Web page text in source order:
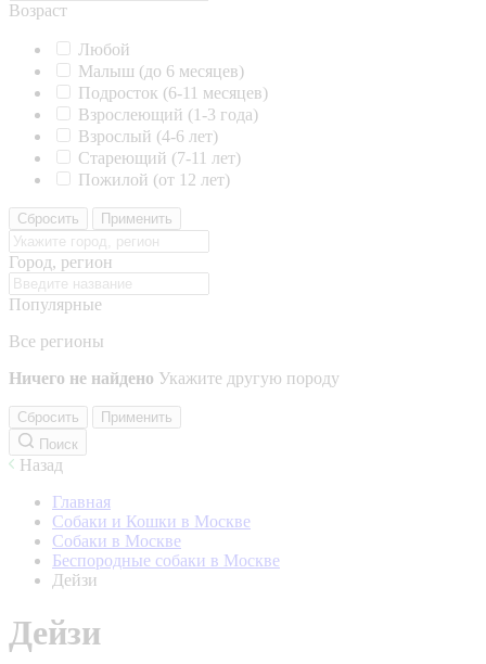
Возраст
Любой
Малыш (до 6 месяцев)
Подросток (6-11 месяцев)
Взрослеющий (1-3 года)
Взрослый (4-6 лет)
Стареющий (7-11 лет)
Пожилой (от 12 лет)
Сбросить Применить
Город, регион
Популярные
Все регионы
Ничего не найдено Укажите другую породу
Сбросить
Применить
Поиск
Назад
Главная
Собаки и Кошки в Москве
Собаки в Москве
Беспородные собаки в Москве
Дейзи
Дейзи